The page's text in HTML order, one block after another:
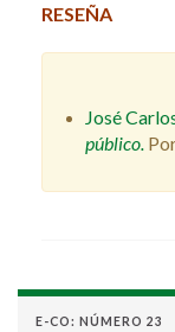
RESEÑA
José
público.
E-CO: NÚMERO 23